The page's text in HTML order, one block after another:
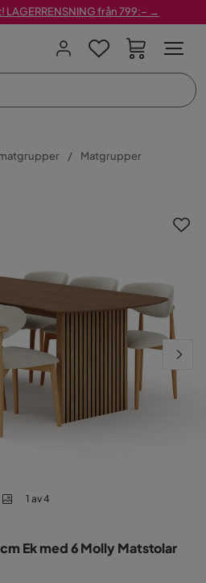
från 799:– →
Matgrupper
1 av 4
Ek med 6 Molly Matstolar